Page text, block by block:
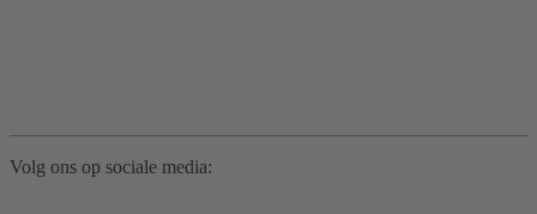
Volg ons op sociale media: